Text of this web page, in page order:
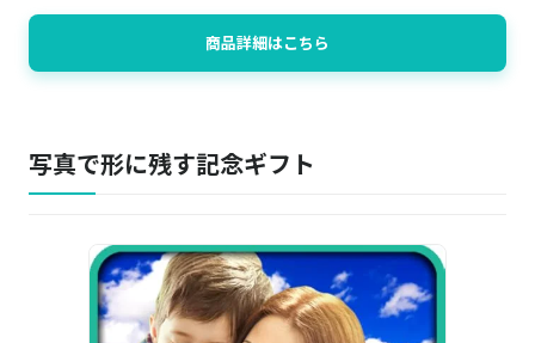
商品詳細はこちら
写真で形に残す記念ギフト